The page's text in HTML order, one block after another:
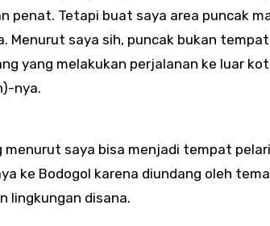
penat. Tetapi buat saya area puncak
Menurut saya sih, puncak bukan
yang melakukan perjalanan ke luar
nya.
saya bisa menjadi tempat
ke Bodogol karena diundang oleh
lingkungan disana.